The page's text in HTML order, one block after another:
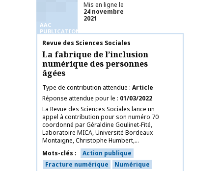
AAC
PUBLICATIONS
Mis en ligne le
24 novembre
2021
Nom de la publication
Revue des Sciences Sociales
La fabrique de l’inclusion
numérique des personnes
âgées
Type de contribution attendue Article
Réponse attendue pour le
01/03/2022
La Revue des Sciences Sociales lance un
appel à contribution pour son numéro 70
coordonné par Géraldine Goulinet-Fité,
Laboratoire MICA, Université Bordeaux
Montaigne, Christophe Humbert,...
Mots-clés
Action publique
Fracture numérique
Numérique